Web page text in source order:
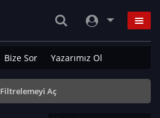
Bize Sor Yazarımız Ol
Filtrelemeyi Aç